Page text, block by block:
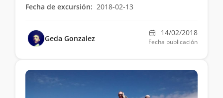
Fecha de excursión: 2018-02-13
Geda Gonzalez
14/02/2018
Fecha publicación